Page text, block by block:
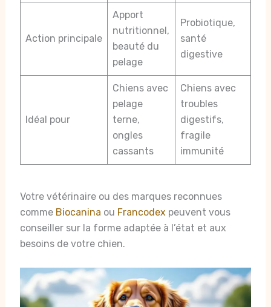
Action principale
Apport
nutritionnel,
beauté du
pelage
Probiotique,
santé
digestive
Idéal pour
Chiens avec
pelage
terne,
ongles
cassants
Chiens avec
troubles
digestifs,
fragile
immunité
Votre vétérinaire ou des marques reconnues
comme Biocanina ou Francodex peuvent vous
conseiller sur la forme adaptée à l’état et aux
besoins de votre chien.